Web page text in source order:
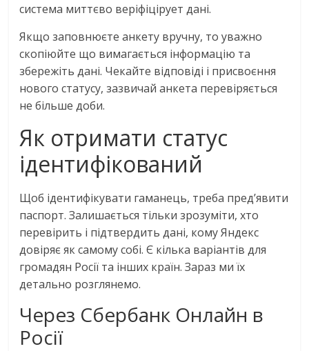
система миттєво веріфіцірует дані.
Якщо заповнюєте анкету вручну, то уважно
скопіюйте що вимагається інформацію та
збережіть дані. Чекайте відповіді і присвоєння
нового статусу, зазвичай анкета перевіряється
не більше доби.
Як отримати статус
ідентифікований
Щоб ідентифікувати гаманець, треба пред’явити
паспорт. Залишається тільки зрозуміти, хто
перевірить і підтвердить дані, кому Яндекс
довіряє як самому собі. Є кілька варіантів для
громадян Росії та інших країн. Зараз ми їх
детально розглянемо.
Через Сбербанк Онлайн в
Росії